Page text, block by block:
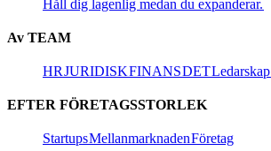
Håll dig lagenlig medan du expanderar.​​
Av TEAM​​
HR​​JURIDISK​​FINANS​​DET​​Ledarskap​​
EFTER FÖRETAGSSTORLEK​​
Startups​​Mellanmarknaden​​Företag​​